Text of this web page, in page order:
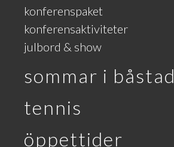
konferenspaket
konferensaktiviteter
julbord & show
sommar i båstad
tennis
öppettider